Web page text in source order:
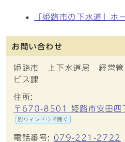
「姫路市の下水道」ホ
お問い合わせ
姫路市 上下水道局 経営
ビス課
住所:
〒670-8501 姫路市安田四
別ウィンドウで開く
電話番号: 079-221-2722